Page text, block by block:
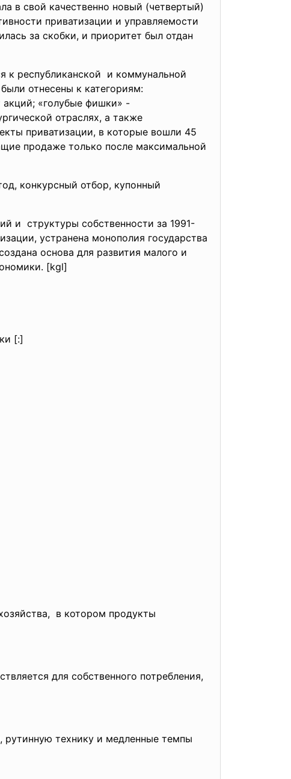
в свой качественно новый (четвертый)
приватизации и управляемости
за скобки, и приоритет был отдан
к республиканской и коммунальной
отнесены к категориям:
акций; «голубые фишки» -
отраслях, а также
приватизации, в которые вошли 45
продаже только после максимальной
конкурсный отбор, купонный
и структуры собственности за 1991-
устранена монополия государства
основа для развития малого и
[kgl]
[:]
в котором продукты
для собственного потребления,
рутинную технику и медленные темпы